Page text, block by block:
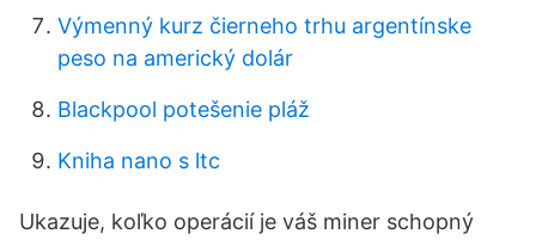
Výmenný kurz čierneho trhu argentínske
peso na americký dolár
Blackpool potešenie pláž
Kniha nano s ltc
Ukazuje, koľko operácií je váš miner schopný